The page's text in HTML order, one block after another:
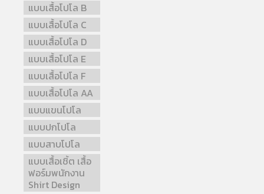
แบบเสื้อโปโล B
แบบเสื้อโปโล C
แบบเสื้อโปโล D
แบบเสื้อโปโล E
แบบเสื้อโปโล F
แบบเสื้อโปโล AA
แบบแขนโปโล
แบบปกโปโล
แบบสาบโปโล
แบบเสื้อเชิ้ต เสื้อ
ฟอร์มพนักงาน
Shirt Design